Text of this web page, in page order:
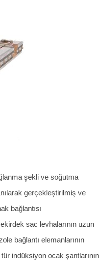
şekli ve soğutma
gerçekleştirilmiş ve
bağlantısı
sac levhalarının uzun
bağlantı elemanlarının
indüksiyon ocak şantlarının